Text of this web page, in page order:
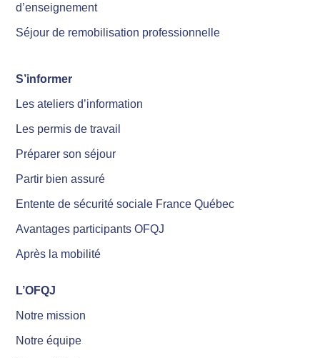
d’enseignement
Séjour de remobilisation professionnelle
S’informer
Les ateliers d’information
Les permis de travail
Préparer son séjour
Partir bien assuré
Entente de sécurité sociale France Québec
Avantages participants OFQJ
Après la mobilité
L’OFQJ
Notre mission
Notre équipe